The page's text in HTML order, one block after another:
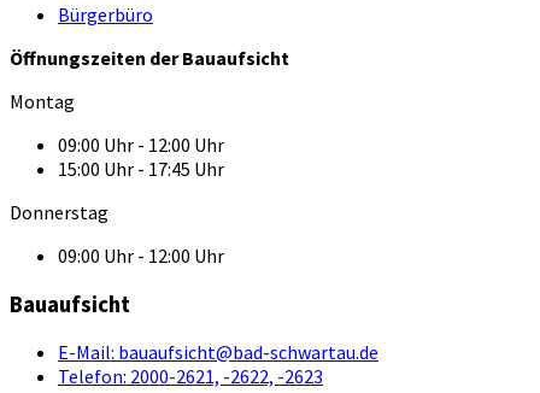
Bürgerbüro
Öffnungszeiten der Bauaufsicht
Montag
09:00 Uhr - 12:00 Uhr
15:00 Uhr - 17:45 Uhr
Donnerstag
09:00 Uhr - 12:00 Uhr
Bauaufsicht
E-Mail: bauaufsicht@bad-schwartau.de
Telefon: 2000-2621, -2622, -2623